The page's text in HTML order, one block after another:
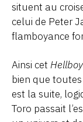
situent au
celui de Peter
flamboyance
Ainsi cet Hellboy
bien que toutes
est la suite,
Toro passait